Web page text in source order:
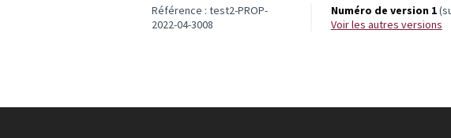
Référence : test2-PROP-
2022-04-3008
Numéro de version 1
voir les autres versions